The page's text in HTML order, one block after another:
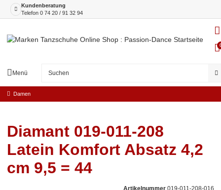
Kundenberatung
Telefon 0 74 20 / 91 32 94
Menü
Damen
Diamant 019-011-208
Latein Komfort Absatz 4,2
cm 9,5 = 44
Artikelnummer 019-011-208-016